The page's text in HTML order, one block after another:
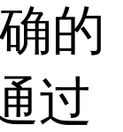
的
过